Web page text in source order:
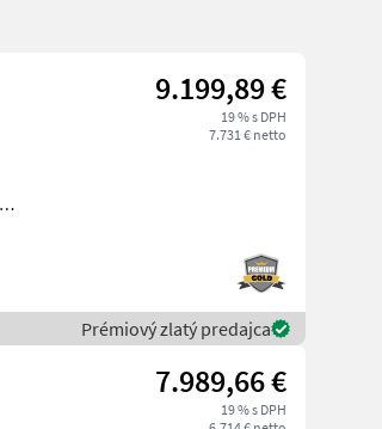
9.199,89 €
19 % s DPH
7.731 € netto
Prémiový zlatý predajca
7.989,66 €
19 % s DPH